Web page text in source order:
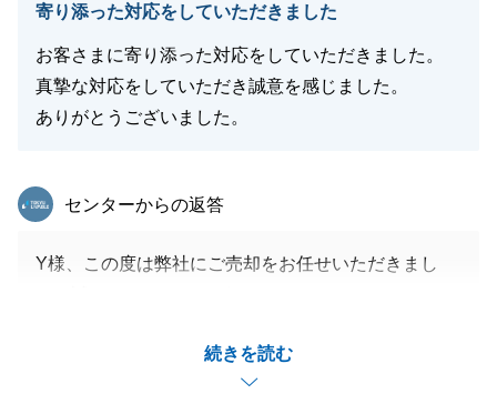
閉じる
寄り添った対応をしていただきました
お客さまに寄り添った対応をしていただきました。
真摯な対応をしていただき誠意を感じました。
ありがとうございました。
続きを読む
東急リバブル
センターからの返答
Y様、この度は弊社にご売却をお任せいただきまし
忙の中ご対応いただいたこと、重ねて御礼申し上げま